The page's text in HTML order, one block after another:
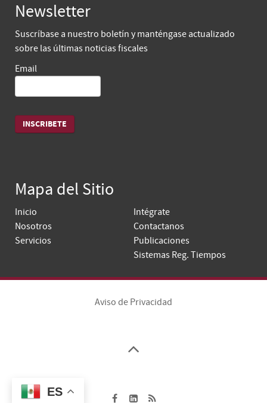
ES
Newsletter
Suscríbase a nuestro boletín y manténgase actualizado
sobre las últimas noticias fiscales
Email
Mapa del Sitio
Inicio
Nosotros
Servicios
Intégrate
Contactanos
Publicaciones
Sistemas Reg. Tiempos
Aviso de Privacidad